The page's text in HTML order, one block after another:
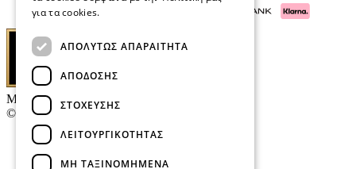
Μαρκάκης Οπτικά
© 2026
Επικοινωνία
E-Volution Awards
για τα cookies.
ΑΠΟΛΎΤΩΣ ΑΠΑΡΑΊΤΗΤΑ
ΑΠΌΔΟΣΗΣ
ΣΤΌΧΕΥΣΗΣ
ΛΕΙΤΟΥΡΓΙΚΌΤΗΤΑΣ
ΜΗ ΤΑΞΙΝΟΜΗΜΈΝΑ